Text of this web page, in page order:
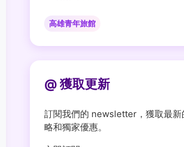
高雄青年旅館
@ 獲取更新
訂閱我們的 newsletter，獲取最新
略和獨家優惠。